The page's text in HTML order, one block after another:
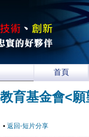
首頁
育基金會<願
• 返回-短片分享